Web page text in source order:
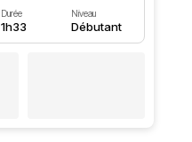
Durée
1h33
Niveau
Débutant